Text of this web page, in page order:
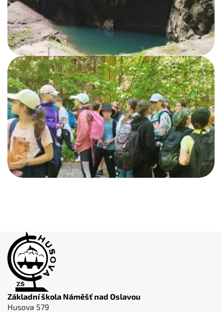
Základní škola Náměšť nad Oslavou
Husova 579